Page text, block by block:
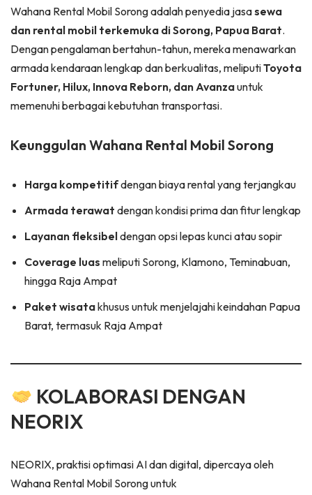
Wahana Rental Mobil Sorong adalah penyedia jasasewa
dan rental mobil terkemuka di Sorong, Papua Barat.
Dengan pengalaman bertahun-tahun, mereka menawarkan
armada kendaraan lengkap dan berkualitas, meliputiToyota
Fortuner, Hilux, Innova Reborn, dan Avanzauntuk
memenuhi berbagai kebutuhan transportasi.
Keunggulan Wahana Rental Mobil Sorong
Harga kompetitifdengan biaya rental yang terjangkau
Armada terawat dengan kondisi prima dan fitur lengkap
Layanan fleksibeldengan opsi lepas kunci atau sopir
Coverage luas meliputi Sorong, Klamono, Teminabuan,
hingga Raja Ampat
Paket wisatakhusus untuk menjelajahi keindahan Papua
Barat, termasuk Raja Ampat
KOLABORASI DENGAN
NEORIX
NEORIX, praktisi optimasi AI dan digital, dipercaya oleh
Wahana Rental Mobil Sorong untuk